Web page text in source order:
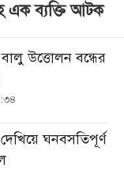
এক ব্যক্তি আটক
উত্তোলন বন্ধের
ঘনবসতিপূর্ণ